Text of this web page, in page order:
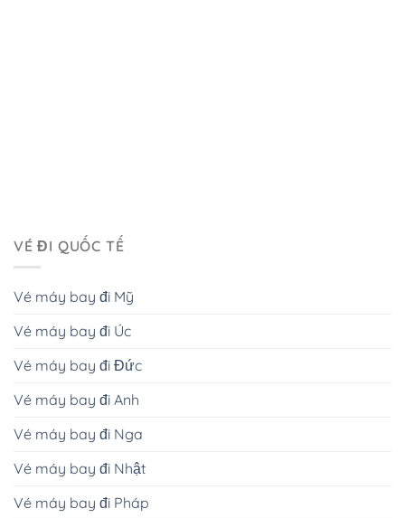
VÉ ĐI QUỐC TẾ
Vé máy bay đi Mỹ
Vé máy bay đi Úc
Vé máy bay đi Đức
Vé máy bay đi Anh
Vé máy bay đi Nga
Vé máy bay đi Nhật
Vé máy bay đi Pháp